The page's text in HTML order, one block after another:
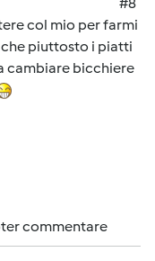
col mio per farmi
piuttosto i piatti
cambiare bicchiere
commentare